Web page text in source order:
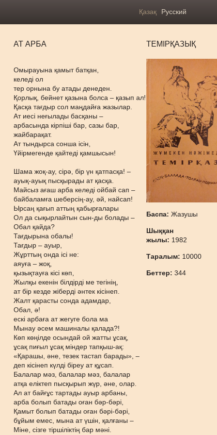
Қазақ Русский
АТ АРБА
Омырауына қамыт батқан,
келеді ол
тер орнына бу атады денеден.
Қорлық, бейнет қазына болса – қазып ал!
Қасқа тағдыр сол маңдайға жазылар.
Ат иесі неғылады басқаны –
арбасында кірпіші бар, сазы бар,
жайбарақат.
Ат тындырса сонша ісін,
Үйірмегенде қайтеді қамшысын!
Шама жоқ-ау, сірә, бір үн қатпасқа! –
ауық-ауық пысқырады ат қасқа.
Майсыз ағаш арба келеді ойбай сап –
байбаламға шеберсің-ау, әй, найсап!
Ырсаң қағып аттың қабырғалары
Ол да сықырлайтын сын-ды болады –
Обал қайда?
Тағдырына обалы!
Тағдыр – ауыр,
Жұрттың онда ісі не:
аяуға – жоқ,
қызықтауға кісі көп,
Жылқы екенін білдірді ме тегінің,
ат бір кезде жіберді әнтек кісінеп.
Жалт қарасты сонда адамдар,
Обал, ә!
ескі арбаға ат жегуге бола ма
Мынау әсем машиналы қалада?!
Көп көңілде осындай ой жатты ұсақ,
ұсақ пиғыл ұсақ міндер тапқыш-ақ:
«Қарашы, әне, тезек тастап барады», –
деп кісінеп күлді біреу ат құсап.
Балалар мәз, балалар мәз, балалар
атқа еліктеп пысқырып жүр, әне, олар.
Ал ат байғұс тартады ауыр арбаны,
арба болып батады оған бәр-бәрі,
Қамыт болып батады оған бәрі-бәрі,
бұйым емес, мына ат үшін, қалғаны –
Міне, сізге тіршіліктің бар мәні.
ТЕМІРҚАЗЫҚ
Баспа:Жазушы
Шыққан
жылы: 1982
Таралым: 10000
Беттер:344